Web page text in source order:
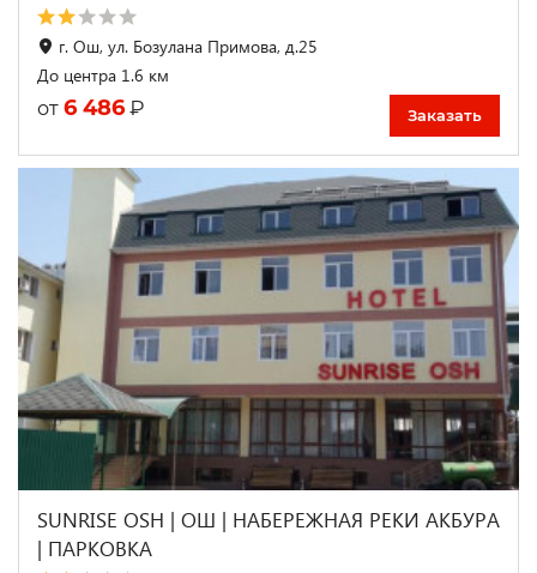
г. Ош, ул. Бозулана Примова, д.25
До центра 1.6 км
от 6 486 ₽ Заказать
SUNRISE OSH | ОШ | НАБЕРЕЖНАЯ РЕКИ АКБУРА
| ПАРКОВКА